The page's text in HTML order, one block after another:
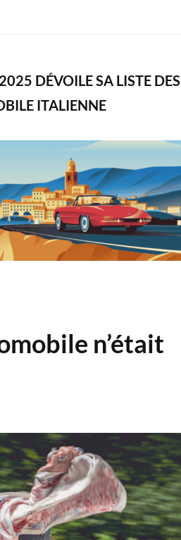
DÉVOILE SA LISTE DES
ITALIENNE
n’était